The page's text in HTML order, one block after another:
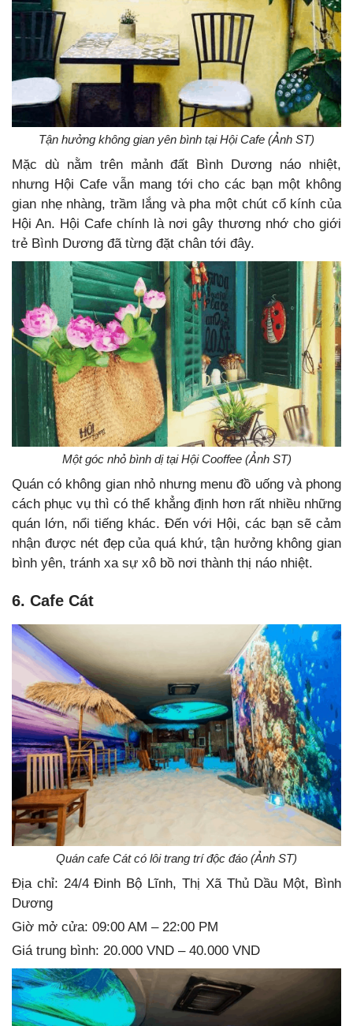
Tận hưởng không gian yên bình tại Hội Cafe (Ảnh ST)
Mặc dù nằm trên mảnh đất Bình Dương náo nhiệt,
nhưng Hội Cafe vẫn mang tới cho các bạn một không
gian nhẹ nhàng, trầm lắng và pha một chút cổ kính của
Hội An. Hội Cafe chính là nơi gây thương nhớ cho giới
trẻ Bình Dương đã từng đặt chân tới đây.
Một góc nhỏ bình dị tại Hội Cooffee (Ảnh ST)
Quán có không gian nhỏ nhưng menu đồ uống và phong
cách phục vụ thì có thể khẳng định hơn rất nhiều những
quán lớn, nổi tiếng khác. Đến với Hội, các bạn sẽ cảm
nhận được nét đẹp của quá khứ, tận hưởng không gian
bình yên, tránh xa sự xô bồ nơi thành thị náo nhiệt.
6. Cafe Cát
Quán cafe Cát có lôi trang trí độc đáo (Ảnh ST)
Địa chỉ: 24/4 Đinh Bộ Lĩnh, Thị Xã Thủ Dầu Một, Bình
Dương
Giờ mở cửa: 09:00 AM – 22:00 PM
Giá trung bình: 20.000 VND – 40.000 VND